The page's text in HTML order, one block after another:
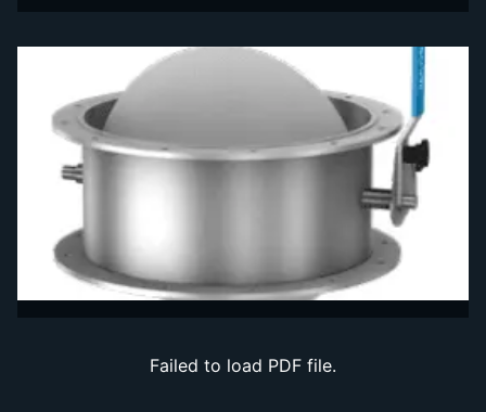
Failed to load PDF file.